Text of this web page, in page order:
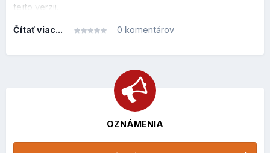
Dostupné sú akcie:
presun do koša (vymažete zbytočný email bez toho,
označenie vlajkou (zvýrazníte si správu, ak
potrebujete s ňou neskôr pracovať)
Pokročilé vyhľadávanie správ
Roundcube 1.7 prináša rozšírenú syntax vyhľadávania
tejto verzii.
WEBSTRÁNKA
Vytvorenie novej stránky
Čítať viac... 0 komentárov
OZNÁMENIA